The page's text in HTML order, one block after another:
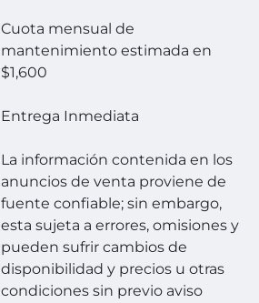
Cuota mensual de
mantenimiento estimada en
$1,600
Entrega Inmediata
La información contenida en los
anuncios de venta proviene de
fuente confiable; sin embargo,
esta sujeta a errores, omisiones y
pueden sufrir cambios de
disponibilidad y precios u otras
condiciones sin previo aviso